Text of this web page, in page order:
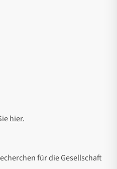
hier.
für die Gesellschaft